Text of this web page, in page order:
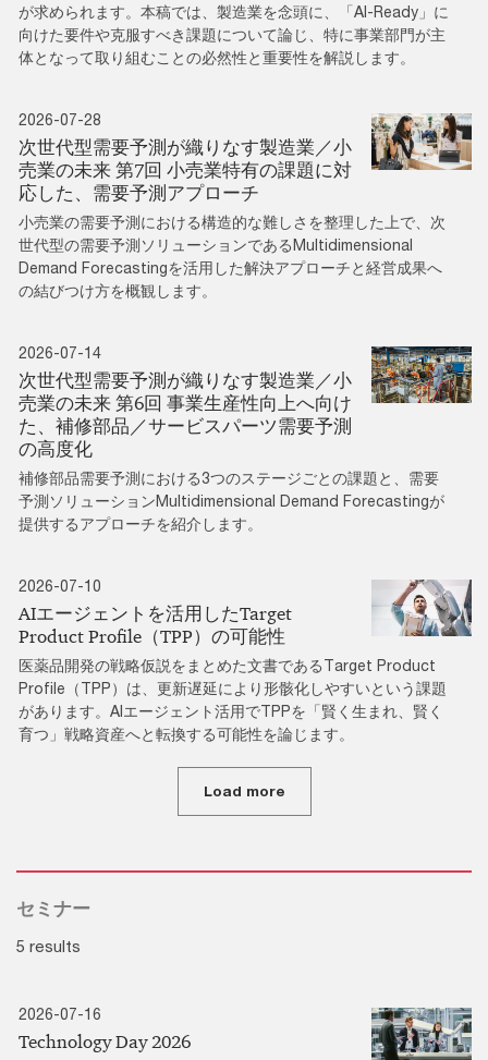
が求められます。本稿では、製造業を念頭に、「AI-Ready」に
向けた要件や克服すべき課題について論じ、特に事業部門が主
体となって取り組むことの必然性と重要性を解説します。
2026-07-28
次世代型需要予測が織りなす製造業／小
売業の未来 第7回 小売業特有の課題に対
応した、需要予測アプローチ
小売業の需要予測における構造的な難しさを整理した上で、次
世代型の需要予測ソリューションであるMultidimensional
Demand Forecastingを活用した解決アプローチと経営成果へ
の結びつけ方を概観します。
2026-07-14
次世代型需要予測が織りなす製造業／小
売業の未来 第6回 事業生産性向上へ向け
た、補修部品／サービスパーツ需要予測
の高度化
補修部品需要予測における3つのステージごとの課題と、需要
予測ソリューションMultidimensional Demand Forecastingが
提供するアプローチを紹介します。
2026-07-10
AIエージェントを活用したTarget
Product Profile（TPP）の可能性
医薬品開発の戦略仮説をまとめた文書であるTarget Product
Profile（TPP）は、更新遅延により形骸化しやすいという課題
があります。AIエージェント活用でTPPを「賢く生まれ、賢く
育つ」戦略資産へと転換する可能性を論じます。
Load more
セミナー
5 results
2026-07-16
Technology Day 2026